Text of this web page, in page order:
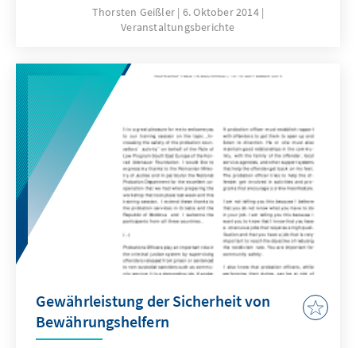
Bundesverfassungsgerichts vorgestellt.
Thorsten Geissler, Leiter des RSP SOE, hielt
Thorsten Geißler 6. Oktober 2014
Veranstaltungsberichte
Gewährleistung der Sicherheit von
Bewährungshelfern